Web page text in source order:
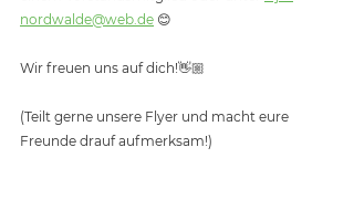
nordwalde@web.de 😊
Wir freuen uns auf dich!👋🏼
(Teilt gerne unsere Flyer und macht eure
Freunde drauf aufmerksam!)